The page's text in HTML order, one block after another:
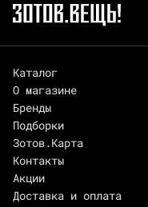
Каталог
О магазине
Бренды
Подборки
Зотов.Карта
Контакты
Акции
Доставка и оплата